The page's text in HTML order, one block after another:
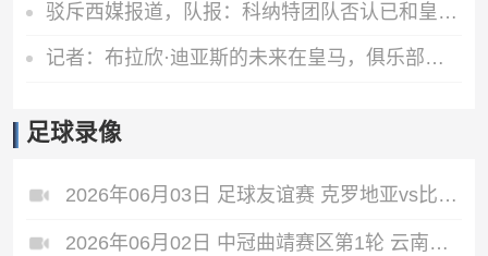
驳斥西媒报道，队报：科纳特团队否认已和皇马达成任何协议
记者：布拉欣·迪亚斯的未来在皇马，俱乐部和球员都希望继续合作
足球录像
2026年06月03日 足球友谊赛 克罗地亚vs比利时 全场录像
2026年06月02日 中冠曲靖赛区第1轮 云南爨合 VS 四川叁壹捌重龙 全场录像